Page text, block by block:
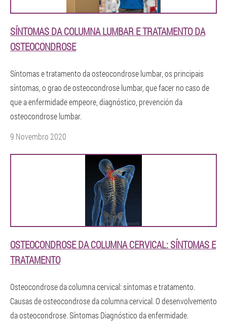
SÍNTOMAS DA COLUMNA LUMBAR E TRATAMENTO DA
OSTEOCONDROSE
Síntomas e tratamento da osteocondrose lumbar, os principais
síntomas, o grao de osteocondrose lumbar, que facer no caso de
que a enfermidade empeore, diagnóstico, prevención da
osteocondrose lumbar.
9 Novembro 2020
OSTEOCONDROSE DA COLUMNA CERVICAL: SÍNTOMAS E
TRATAMENTO
Osteocondrose da columna cervical: síntomas e tratamento.
Causas de osteocondrose da columna cervical. O desenvolvemento
da osteocondrose. Síntomas Diagnóstico da enfermidade.